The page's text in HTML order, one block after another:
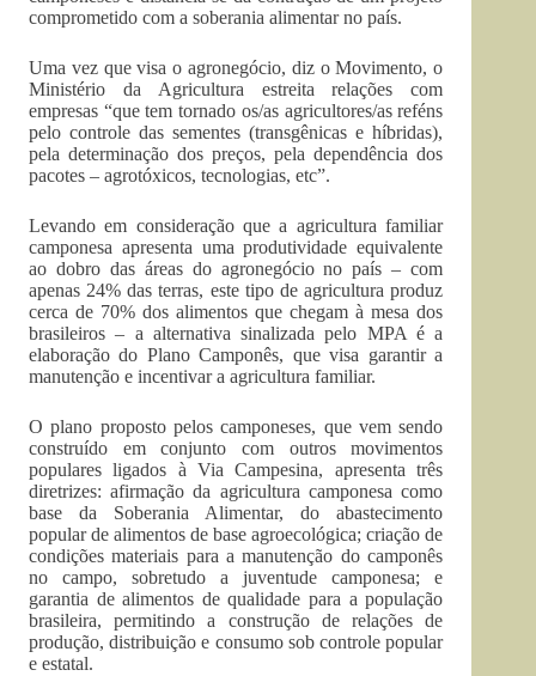
comprometido com a soberania alimentar no país.
Uma vez que visa o agronegócio, diz o Movimento, o
Ministério da Agricultura estreita relações com
empresas “que tem tornado os/as agricultores/as reféns
pelo controle das sementes (transgênicas e híbridas),
pela determinação dos preços, pela dependência dos
pacotes – agrotóxicos, tecnologias, etc”.
Levando em consideração que a agricultura familiar
camponesa apresenta uma produtividade equivalente
ao dobro das áreas do agronegócio no país – com
apenas 24% das terras, este tipo de agricultura produz
cerca de 70% dos alimentos que chegam à mesa dos
brasileiros – a alternativa sinalizada pelo MPA é a
elaboração do Plano Camponês, que visa garantir a
manutenção e incentivar a agricultura familiar.
O plano proposto pelos camponeses, que vem sendo
construído em conjunto com outros movimentos
populares ligados à Via Campesina, apresenta três
diretrizes: afirmação da agricultura camponesa como
base da Soberania Alimentar, do abastecimento
popular de alimentos de base agroecológica; criação de
condições materiais para a manutenção do camponês
no campo, sobretudo a juventude camponesa; e
garantia de alimentos de qualidade para a população
brasileira, permitindo a construção de relações de
produção, distribuição e consumo sob controle popular
e estatal.